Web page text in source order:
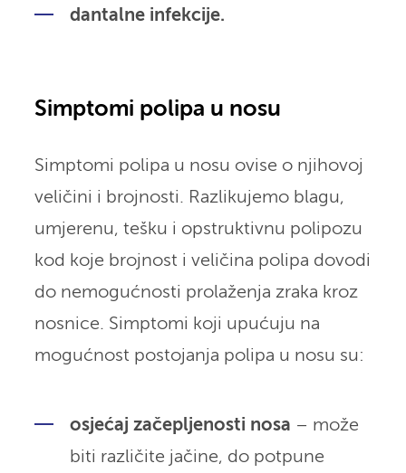
dantalne infekcije.
Simptomi polipa u nosu
Simptomi polipa u nosu ovise o njihovoj
veličini i brojnosti. Razlikujemo blagu,
umjerenu, tešku i opstruktivnu polipozu
kod koje brojnost i veličina polipa dovodi
do nemogućnosti prolaženja zraka kroz
nosnice. Simptomi koji upućuju na
mogućnost postojanja polipa u nosu su:
osjećaj začepljenosti nosa – može
biti različite jačine, do potpune